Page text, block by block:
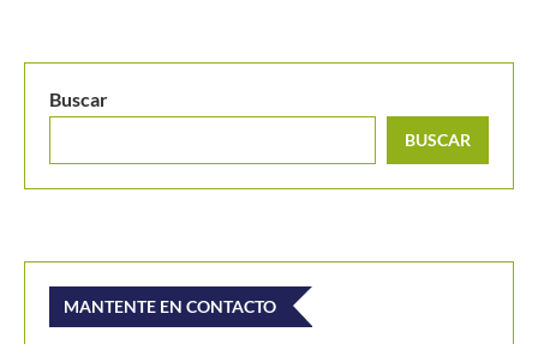
Buscar
BUSCAR
MANTENTE EN CONTACTO